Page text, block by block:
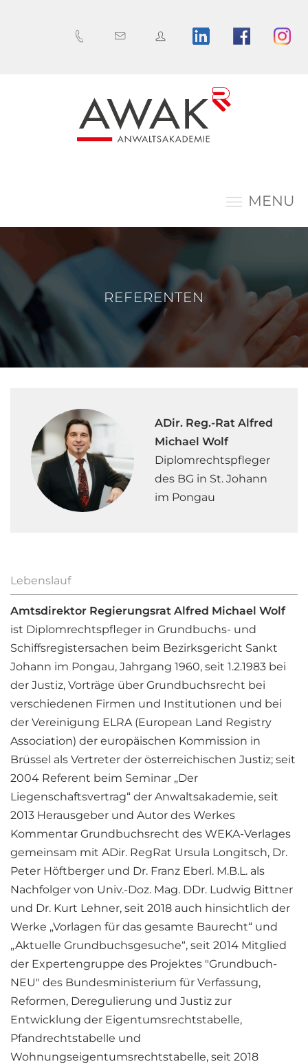
MENU
REFERENTEN
ADir. Reg.-Rat Alfred
Michael Wolf
Diplomrechtspfleger
des BG in St. Johann
im Pongau
Lebenslauf
Amtsdirektor Regierungsrat Alfred Michael Wolf
ist Diplomrechtspfleger in Grundbuchs- und
Schiffsregistersachen beim Bezirksgericht Sankt
Johann im Pongau, Jahrgang 1960, seit 1.2.1983 bei
der Justiz, Vorträge über Grundbuchsrecht bei
verschiedenen Firmen und Institutionen und bei
der Vereinigung ELRA (European Land Registry
Association) der europäischen Kommission in
Brüssel als Vertreter der österreichischen Justiz; seit
2004 Referent beim Seminar „Der
Liegenschaftsvertrag“ der Anwaltsakademie, seit
2013 Herausgeber und Autor des Werkes
Kommentar Grundbuchsrecht des WEKA-Verlages
gemeinsam mit ADir. RegRat Ursula Longitsch, Dr.
Peter Höftberger und Dr. Franz Eberl. M.B.L. als
Nachfolger von Univ.-Doz. Mag. DDr. Ludwig Bittner
und Dr. Kurt Lehner, seit 2018 auch hinsichtlich der
Werke „Vorlagen für das gesamte Baurecht“ und
„Aktuelle Grundbuchsgesuche“, seit 2014 Mitglied
der Expertengruppe des Projektes "Grundbuch-
NEU" des Bundesministerium für Verfassung,
Reformen, Deregulierung und Justiz zur
Entwicklung der Eigentumsrechtstabelle,
Pfandrechtstabelle und
Wohnungseigentumsrechtstabelle, seit 2018